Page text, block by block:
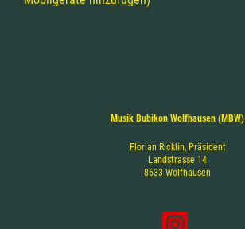
Musik Bubikon Wolfhausen (MBW)
Florian Ricklin, Präsident
Landstrasse 14
8633 Wolfhausen